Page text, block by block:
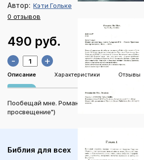
Автор: Кэти Гольке
0 отзывов
490 руб.
- +
Описание Характеристики Отзывы
Пообещай мне. Роман (К.Гольке, изд.
просвещение")
Библия для всех